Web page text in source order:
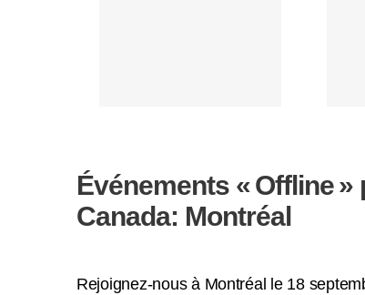
Événements « Offline »
Canada: Montréal
Rejoignez-nous à Montréal le 18